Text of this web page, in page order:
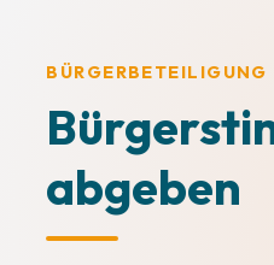
BÜRGERBETEILIGUNG
abgeben
-
ORT
-
Parteibuch,
Hast du Ideen
Egal ob du dich
möchtest,